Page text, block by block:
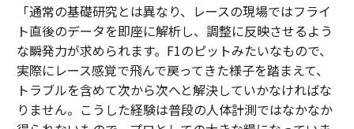
「通常の基礎研究とは異なり、レースの現場ではフライ
ト直後のデータを即座に解析し、調整に反映させるよう
な瞬発力が求められます。F1のピットみたいなもので、
実際にレース感覚で飛んで戻ってきた様子を踏まえて、
トラブルを含めて次から次へと解決していかなければな
りません。こうした経験は普段の人体計測ではなかなか